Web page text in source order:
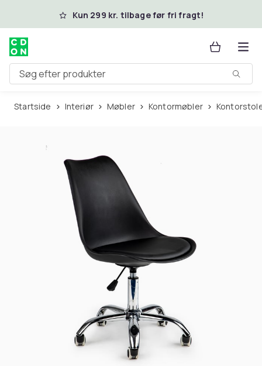
Spring til hovedindhold
Kun 299 kr. tilbage før fri fragt!
Søg efter produkter
Startside Interiør Møbler Kontormøbler